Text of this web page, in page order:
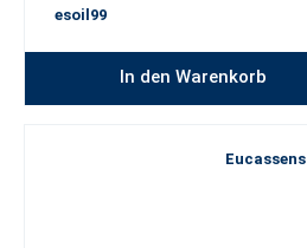
esoil99
In den Warenkorb
Eucassens